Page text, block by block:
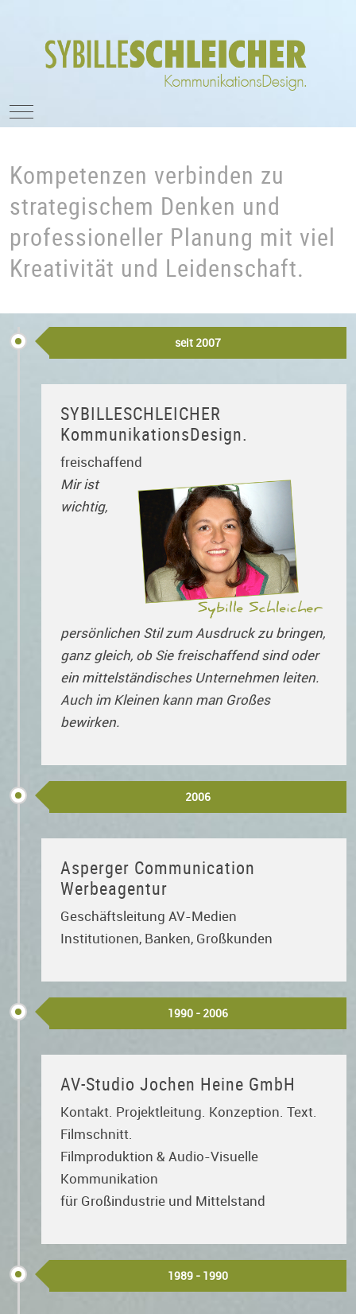
Mobile Menu Toggle
Kompetenzen verbinden zu
strategischem Denken und
professioneller Planung mit viel
Kreativität und Leidenschaft.
seit 2007
SYBILLESCHLEICHER
KommunikationsDesign.
freischaffend
Mir ist
wichtig,
persönlichen Stil zum Ausdruck zu bringen,
ganz gleich, ob Sie freischaffend sind oder
ein mittelständisches Unternehmen leiten.
Auch im Kleinen kann man Großes
bewirken.
2006
Asperger Communication
Werbeagentur
Geschäftsleitung AV-Medien
Institutionen, Banken, Großkunden
1990 - 2006
AV-Studio Jochen Heine GmbH
Kontakt. Projektleitung. Konzeption. Text.
Filmschnitt.
Filmproduktion & Audio-Visuelle
Kommunikation
für Großindustrie und Mittelstand
1989 - 1990